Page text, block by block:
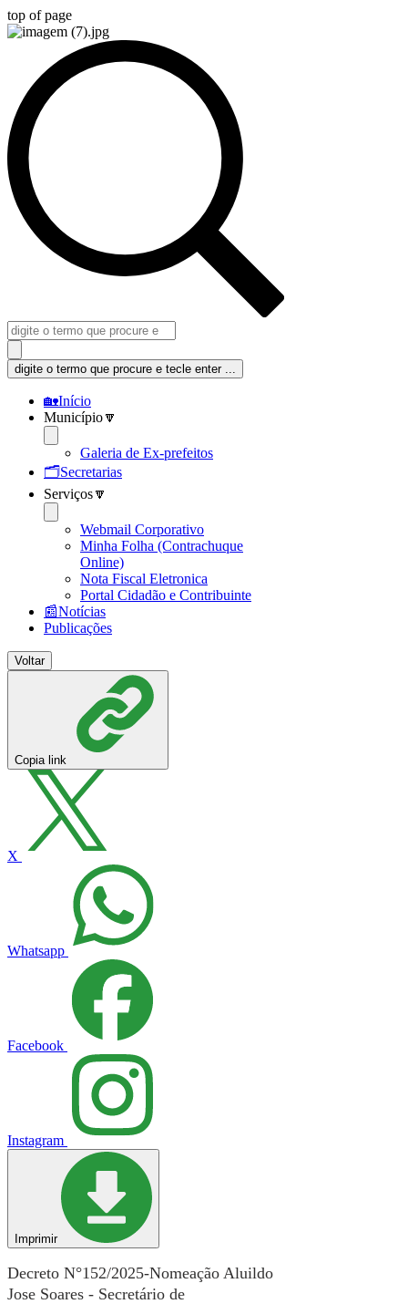
top of page
🏡Início
Município🔽
Galeria de Ex-prefeitos
🗂️Secretarias
Serviços🔽
Webmail Corporativo
Minha Folha (Contrachuque
Online)
Nota Fiscal Eletronica
Portal Cidadão e Contribuinte
📰Notícias
Publicações
Voltar
Copia link
X
Whatsapp
Facebook
Instagram
Imprimir
Decreto N°152/2025-Nomeação Aluildo
Jose Soares - Secretário de